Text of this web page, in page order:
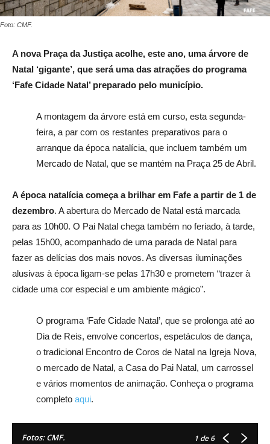
Foto: CMF.
A nova Praça da Justiça acolhe, este ano, uma árvore de
Natal ‘gigante’, que será uma das atrações do programa
‘Fafe Cidade Natal’ preparado pelo município.
A montagem da árvore está em curso, esta segunda-
feira, a par com os restantes preparativos para o
arranque da época natalícia, que incluem também um
Mercado de Natal, que se mantém na Praça 25 de Abril.
A época natalícia começa a brilhar em Fafe a partir de 1 de
dezembro. A abertura do Mercado de Natal está marcada
para as 10h00. O Pai Natal chega também no feriado, à tarde,
pelas 15h00, acompanhado de uma parada de Natal para
fazer as delícias dos mais novos. As diversas iluminações
alusivas à época ligam-se pelas 17h30 e prometem “trazer à
cidade uma cor especial e um ambiente mágico”.
O programa ‘Fafe Cidade Natal’, que se prolonga até ao
Dia de Reis, envolve concertos, espetáculos de dança,
o tradicional Encontro de Coros de Natal na Igreja Nova,
o mercado de Natal, a Casa do Pai Natal, um carrossel
e vários momentos de animação. Conheça o programa
completo aqui.
Fotos: CMF. 1 de 6